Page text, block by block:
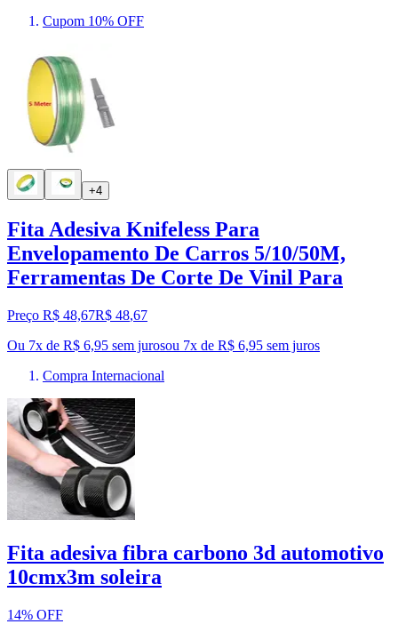
Cupom 10% OFF
+4
Fita Adesiva Knifeless Para
Envelopamento De Carros 5/10/50M,
Ferramentas De Corte De Vinil Para
Preço R$ 48,67R$ 48,67
Ou 7x de R$ 6,95 sem jurosou 7x de R$ 6,95 sem juros
Compra Internacional
Fita adesiva fibra carbono 3d automotivo
10cmx3m soleira
14% OFF